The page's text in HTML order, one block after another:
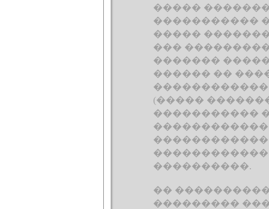
�����
�����������
�����
���
�������
������ ��
(�����
�����������
������������
����������.
��
���������